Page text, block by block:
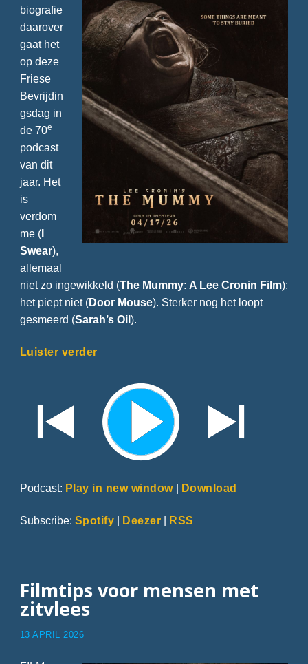
biografie
daarover
gaat het
op deze
Friese
Bevrijdin
gsdag in
de 70e
podcast
van dit
jaar. Het
is
verdom
me (I
Swear),
allemaal
niet zo ingewikkeld (The Mummy: A Lee Cronin Film);
het piept niet (Door Mouse). Sterker nog het loopt
gesmeerd (Sarah’s Oil).
Luister verder
Podcast: Play in new window| Download
Subscribe: Spotify | Deezer | RSS
Filmtips voor mensen met
zitvlees
13 APRIL 2026